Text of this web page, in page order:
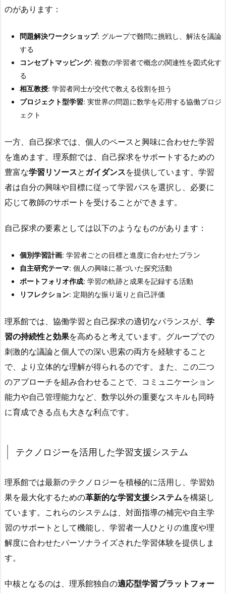
のがあります：
問題解決ワークショップ: グループで難問に挑戦し、解法を議論
する
コンセプトマッピング: 複数の学習者で概念の関連性を図式化す
る
相互教授: 学習者同士が交代で教える役割を担う
プロジェクト型学習: 実世界の問題に数学を応用する協働プロジ
ェクト
一方、自己探求では、個人のペースと興味に合わせた学習
を進めます。理系館では、自己探求をサポートするための
豊富な学習リソースと ガイダンスを提供しています。学習
者は自分の興味や目標に従って学習パスを選択し、必要に
応じて教師のサポートを受けることができます。
自己探求の要素としては以下のようなものがあります：
個別学習計画: 学習者ごとの目標と進度に合わせたプラン
自主研究テーマ: 個人の興味に基づいた探究活動
ポートフォリオ作成: 学習の軌跡と成果を記録する活動
リフレクション: 定期的な振り返りと自己評価
理系館では、協働学習と自己探求の適切なバランスが、 学
習の持続性と効果を高めると考えています。グループでの
刺激的な議論と個人での深い思索の両方を経験すること
で、より立体的な理解が得られるのです。また、この二つ
のアプローチを組み合わせることで、コミュニケーション
能力や自己管理能力など、数学以外の重要なスキルも同時
に育成できる点も大きな利点です。
テクノロジーを活用した学習支援システム
理系館では最新のテクノロジーを積極的に活用し、学習効
果を最大化するための革新的な学習支援システムを構築し
ています。これらのシステムは、対面指導の補完や自主学
習のサポートとして機能し、学習者一人ひとりの進度や理
解度に合わせたパーソナライズされた学習体験を提供しま
す。
中核となるのは、理系館独自の適応型学習プラットフォー